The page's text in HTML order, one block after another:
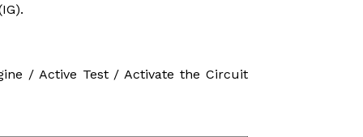
/ Active Test / Activate the Circuit